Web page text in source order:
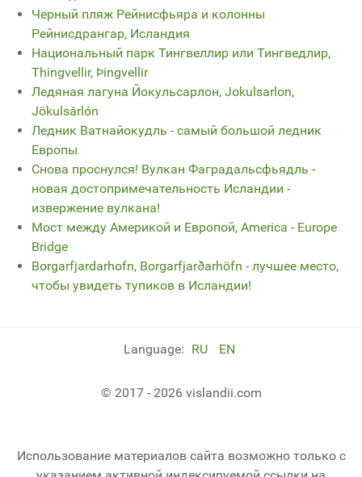
Черный пляж Рейнисфьяра и колонны
Рейнисдрангар, Исландия
Национальный парк Тингвеллир или Тингведлир,
Thingvellir, Þingvellir
Ледяная лагуна Йокульсарлон, Jokulsarlon,
Jökulsárlón
Ледник Ватнайокудль - самый большой ледник
Европы
Снова проснулся! Вулкан Фаградальсфьядль -
новая достопримечательность Исландии -
извержение вулкана!
Мост между Америкой и Европой, America - Europe
Bridge
Borgarfjardarhofn, Borgarfjarðarhöfn - лучшее место,
чтобы увидеть тупиков в Исландии!
Language: RU EN
© 2017 - 2026 vislandii.com
Использование материалов сайта возможно только с